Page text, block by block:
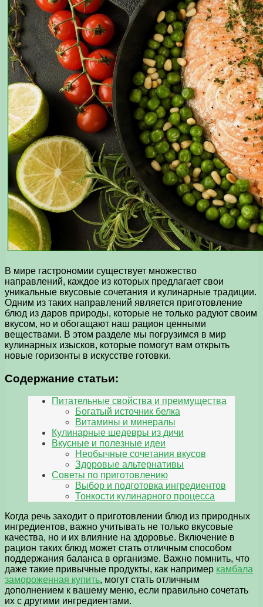
В мире гастрономии существует множество
направлений, каждое из которых предлагает свои
уникальные вкусовые сочетания и кулинарные традиции.
Одним из таких направлений является приготовление
блюд из даров природы, которые не только радуют своим
вкусом, но и обогащают наш рацион ценными
веществами. В этом разделе мы погрузимся в мир
кулинарных изысков, которые помогут вам открыть
новые горизонты в искусстве готовки.
Содержание статьи:
Питательные свойства и преимущества
Богатый источник белка
Витамины и минералы
Кулинарные шедевры из дичи
Вкусные и полезные идеи
Необычные сочетания вкусов
Здоровые альтернативы
Советы по приготовлению
Выбор и подготовка ингредиентов
Тонкости кулинарного процесса
Когда речь заходит о приготовлении блюд из природных
ингредиентов, важно учитывать не только вкусовые
качества, но и их влияние на здоровье. Включение в
рацион таких блюд может стать отличным способом
поддержания баланса в организме. Важно помнить, что
даже такие привычные продукты, как например камбала
замороженная купить, могут стать отличным
дополнением к вашему меню, если правильно сочетать
их с другими ингредиентами.